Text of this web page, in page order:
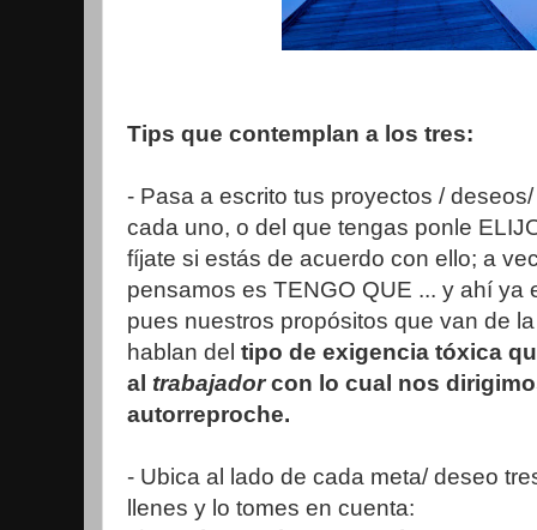
Tips que contemplan a los tres:
- Pasa a escrito tus proyectos /
cada uno, o del que tengas ponle
fíjate si estás de acuerdo con ello; a
pensamos es TENGO QUE ... y ahí ya
pues nuestros propósitos que van de
hablan del tipo de exigencia tóxica
al trabajadorcon lo cual nos
autorreproche.
- Ubica al lado de cada meta/ deseo
llenes y lo tomes en cuenta: